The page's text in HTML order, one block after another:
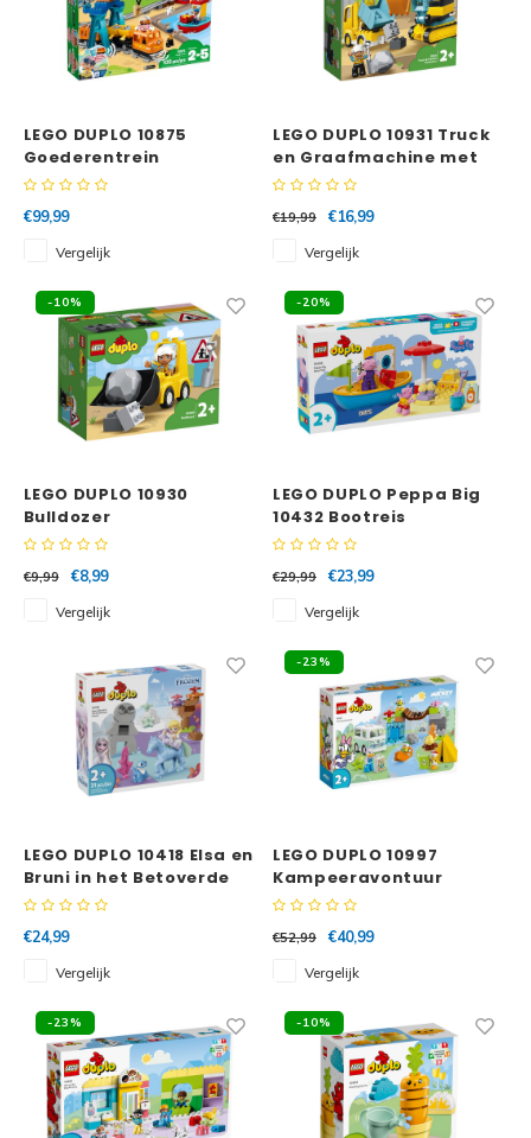
LEGO DUPLO 10875
Goederentrein
€99,99
Vergelijk
LEGO DUPLO 10931 Truck
en Graafmachine met
rupsbanden
€19,99
€16,99
Vergelijk
-10%
LEGO DUPLO 10930
Bulldozer
€9,99
€8,99
Vergelijk
-20%
LEGO DUPLO Peppa Big
10432 Bootreis
€29,99
€23,99
Vergelijk
LEGO DUPLO 10418 Elsa en
Bruni in het Betoverde
Bos
€24,99
Vergelijk
-23%
LEGO DUPLO 10997
Kampeeravontuur
€52,99
€40,99
Vergelijk
-23% -10%